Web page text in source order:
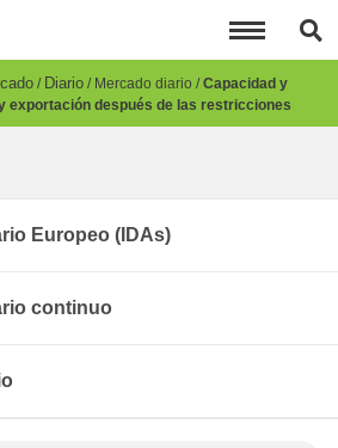
Diario Mercado diario Capacidad y
exportación después de las restricciones
Europeo (IDAs)
continuo